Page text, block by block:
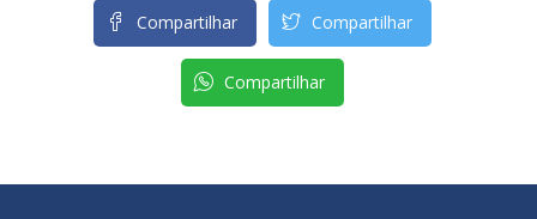
Compartilhar Compartilhar
Compartilhar